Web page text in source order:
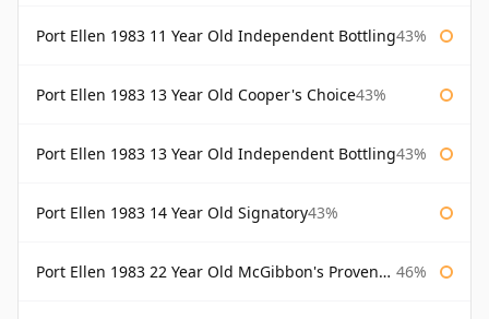
Port Ellen 1983 11 Year Old Independent Bottling43%
Port Ellen 1983 13 Year Old Cooper's Choice43%
Port Ellen 1983 13 Year Old Independent Bottling43%
Port Ellen 1983 14 Year Old Signatory43%
Port Ellen 1983 22 Year Old McGibbon's Provenance 46%